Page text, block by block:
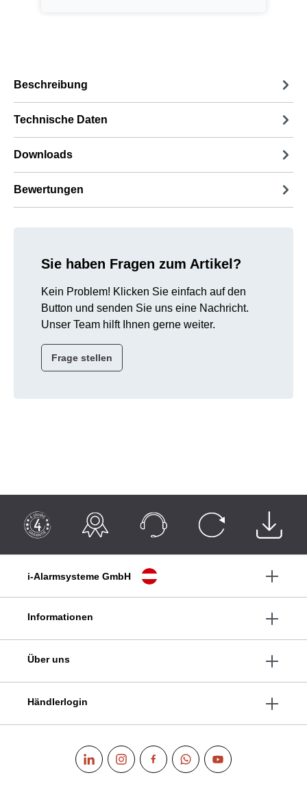
Beschreibung
Technische Daten
Downloads
Bewertungen
Sie haben Fragen zum Artikel?
Kein Problem! Klicken Sie einfach auf den
Button und senden Sie uns eine Nachricht.
Unser Team hilft Ihnen gerne weiter.
Frage stellen
i-Alarmsysteme GmbH
Informationen
Über uns
Händlerlogin